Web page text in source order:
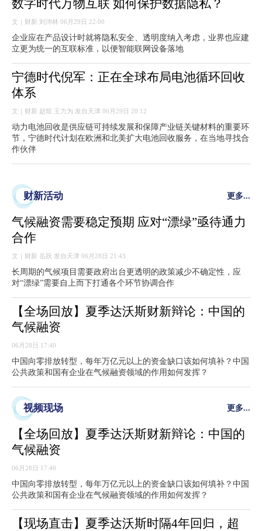
数字时代万物互联 如何保护数据隐私？
文｜财新 刘沛林 06月29日 22:00
企业应在产品设计时就将隐私安全、透明度纳入考虑，业界也应建
立更为统一的互联标准，以便智能联网设备落地
宁德时代倪军：正在全球布局电池循环回收
体系
文｜财新 赵煊 王力为 发自天津 06月29日 20:12
动力电池回收是供应链可持续发展和保障产业链关键材料的重要环
节，宁德时代计划在欧洲和北美扩大电池回收服务，在当地寻找合
作伙伴
财新活动 更多...
气候融资需要稳定预期 应对“漂绿”亟待通力
合作
文｜财新 岳跃 发自天津 06月28日 21:43
长周期的气候项目需要政府出台更透明的政策减少不确定性，应
对“漂绿”需要自上而下打通各个环节协调合作
【全场回放】夏季达沃斯财新辩论：中国的
气候融资
06月28日 17:40
中国向零排放转型，每年万亿元以上的资金缺口该如何填补？中国
公共政策和国有企业在气候融资领域的作用如何发挥？
视频现场 更多...
【全场回放】夏季达沃斯财新辩论：中国的
气候融资
06月28日 17:40
中国向零排放转型，每年万亿元以上的资金缺口该如何填补？中国
公共政策和国有企业在气候融资领域的作用如何发挥？
【现场直击】夏季达沃斯时隔4年回归，超